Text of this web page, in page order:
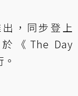
，同步登上
《The Day